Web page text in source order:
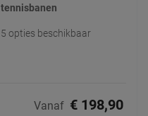
tennisbanen
5 opties beschikbaar
Vanaf € 198,90